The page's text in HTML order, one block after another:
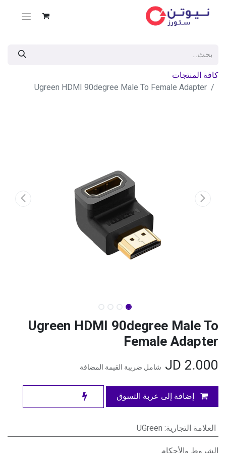
كافة المنتجات
Ugreen HDMI 90degree Male To Female Adapter
Ugreen HDMI 90degree Male To
Female Adapter
2.000
شامل ضريبة القيمة المضافة
إضافة إلى عربة التسوق
العلامة التجارية:
UGreen
الشروط والأحكام